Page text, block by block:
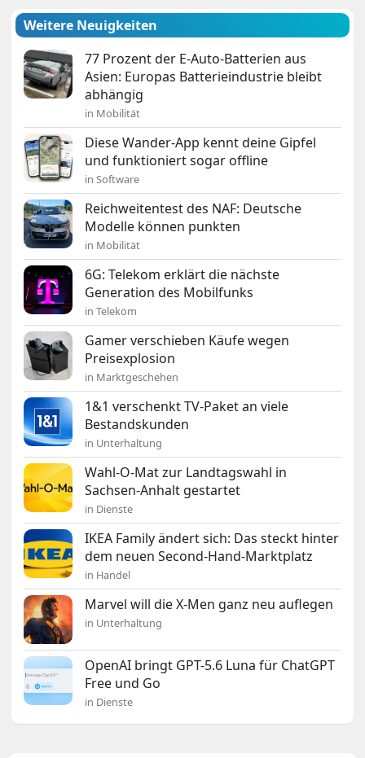
Weitere Neuigkeiten
77 Prozent der E-Auto-Batterien aus
Asien: Europas Batterieindustrie bleibt
abhängig
in Mobilität
Diese Wander-App kennt deine Gipfel
und funktioniert sogar offline
in Software
Reichweitentest des NAF: Deutsche
Modelle können punkten
in Mobilität
6G: Telekom erklärt die nächste
Generation des Mobilfunks
in Telekom
Gamer verschieben Käufe wegen
Preisexplosion
in Marktgeschehen
1&1 verschenkt TV-Paket an viele
Bestandskunden
in Unterhaltung
Wahl-O-Mat zur Landtagswahl in
Sachsen-Anhalt gestartet
in Dienste
IKEA Family ändert sich: Das steckt hinter
dem neuen Second-Hand-Marktplatz
in Handel
Marvel will die X-Men ganz neu auflegen
in Unterhaltung
OpenAI bringt GPT-5.6 Luna für ChatGPT
Free und Go
in Dienste